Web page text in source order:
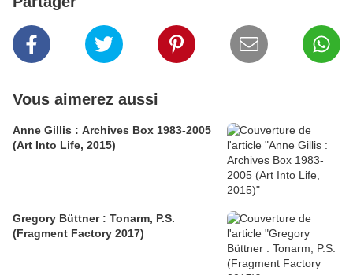
Vous aimerez aussi
Anne Gillis : Archives Box 1983-2005
(Art Into Life, 2015)
Gregory Büttner : Tonarm, P.S.
(Fragment Factory 2017)